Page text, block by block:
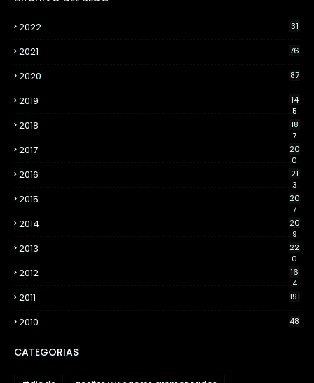
2022 31
2021 76
2020 87
2019
14
5
2018
18
7
2017
20
0
2016
21
3
2015
20
7
2014
20
9
2013
22
0
2012
16
4
2011 191
2010 48
CATEGORIAS